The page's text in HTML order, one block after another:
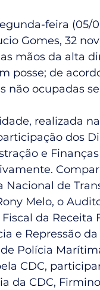
feira (05/
Gomes, 32
mãos da alta
posse; de
não ocupadas
realizada
dos
e
Nacional de
Melo, o
da Receita
e Repressão
Polícia
CDC,
da CDC,